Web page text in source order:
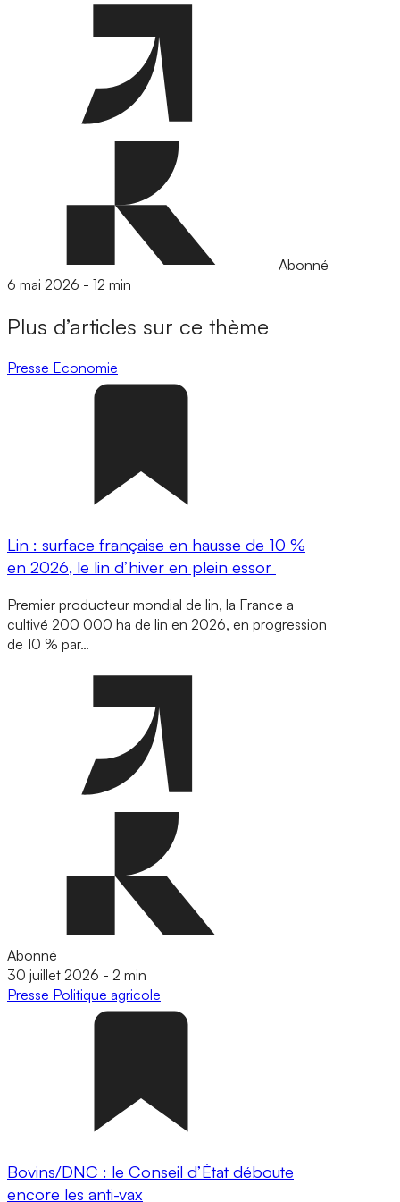
Abonné
6 mai 2026 - 12 min
Plus d’articles sur ce thème
Presse Economie
Lin : surface française en hausse de 10 %
en 2026, le lin d’hiver en plein essor
Premier producteur mondial de lin, la France a
cultivé 200 000 ha de lin en 2026, en progression
de 10 % par…
Abonné
30 juillet 2026 - 2 min
Presse Politique agricole
Bovins/DNC : le Conseil d’État déboute
encore les anti-vax